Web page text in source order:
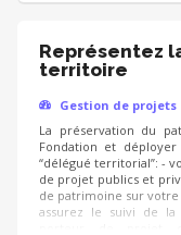
Représentez
territoire
Gestion de projets
La préservation du
Fondation et
“délégué territorial”: -
de projet publics et
de patrimoine sur
assurez le suivi de la